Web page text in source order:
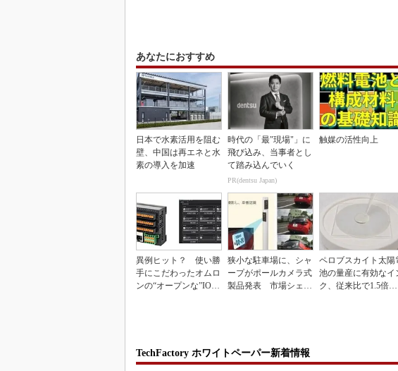
あなたにおすすめ
日本で水素活用を阻む
壁、中国は再エネと水
素の導入を加速
時代の「最"現場"」に
飛び込み、当事者とし
て踏み込んでいく
PR(dentsu Japan)
触媒の活性向上
異例ヒット？ 使い勝
手にこだわったオムロ
ンの“オープンな”IO-L
狭小な駐車場に、シャ
ープがポールカメラ式
製品発表 市場シェア
ペロブスカイト太陽
池の量産に有効なイ
ク、従来比で1.5倍の
TechFactory ホワイトペーパー新着情報